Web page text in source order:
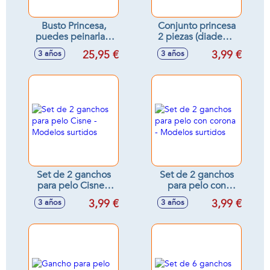
Busto Princesa,
puedes peinarla y
decorarla con sus
accesorios.
3 años 25,95 €
Conjunto princesa
2 piezas (diadema
y varita) - Modelos
surtidos
3 años 3,99 €
Set de 2 ganchos
para pelo Cisne -
Modelos surtidos
3 años 3,99 €
Set de 2 ganchos
para pelo con
corona - Modelos
surtidos
3 años 3,99 €